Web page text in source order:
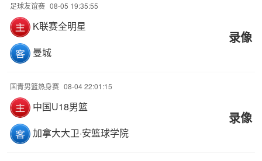
足球友谊赛 08-05 19:35:55
K联赛全明星
曼城
录像
国青男篮热身赛 08-04 22:01:15
中国U18男篮
加拿大大卫·安篮球学院
录像